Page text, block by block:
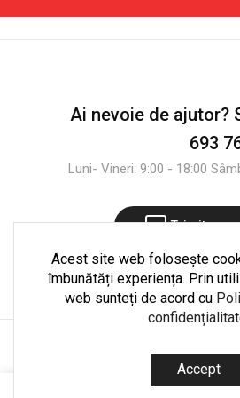
Ai nevoie de ajutor?
693
Luni- Vineri: 9:00 - 18:00
Trimite
CultShop.ro.
codedpro.ro
Acest site web folosește
îmbunătăți experiența. Prin
web sunteți de acord cu
Accept